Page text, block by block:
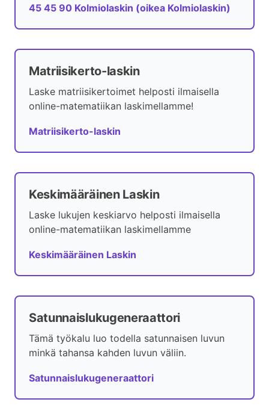
45 45 90 Kolmiolaskin (oikea Kolmiolaskin)
Matriisikerto-laskin
Laske matriisikertoimet helposti ilmaisella
online-matematiikan laskimellamme!
Matriisikerto-laskin
Keskimääräinen Laskin
Laske lukujen keskiarvo helposti ilmaisella
online-matematiikan laskimellamme
Keskimääräinen Laskin
Satunnaislukugeneraattori
Tämä työkalu luo todella satunnaisen luvun
minkä tahansa kahden luvun väliin.
Satunnaislukugeneraattori